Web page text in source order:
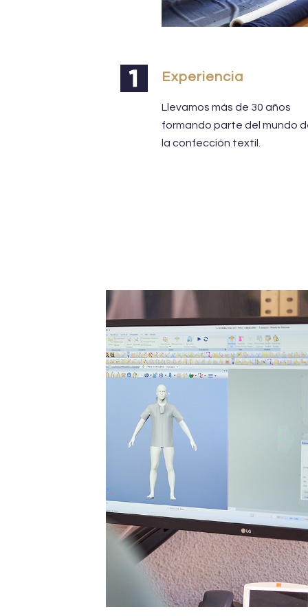
Experiencia
Llevamos más de 30 años
formando parte del mundo
la confección textil.